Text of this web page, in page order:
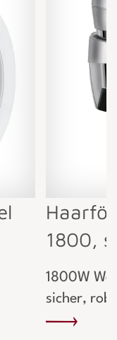
1800,
1800W
sicher,